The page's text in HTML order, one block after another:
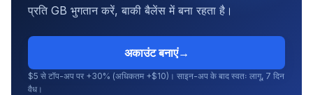
प्रति GB भुगतान करें, बाकी बैलेंस में बना रहता है।
अकाउंट बनाएं→
$5 से टॉप-अप पर +30% (अधिकतम +$10)। साइन-अप के बाद स्वतः लागू, 7 दिन
वैध।